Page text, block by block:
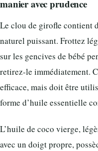
manier avec prudence
Le clou de girofle contient
naturel puissant. Frottez
sur les gencives de bébé
retirez-le immédiatement.
efficace, mais doit être
forme d’huile essentielle
L’huile de coco vierge,
avec un doigt propre,